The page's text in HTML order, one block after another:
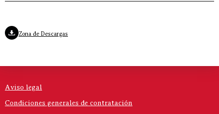
Zona de Descargas
Aviso legal
Condiciones generales de contratación